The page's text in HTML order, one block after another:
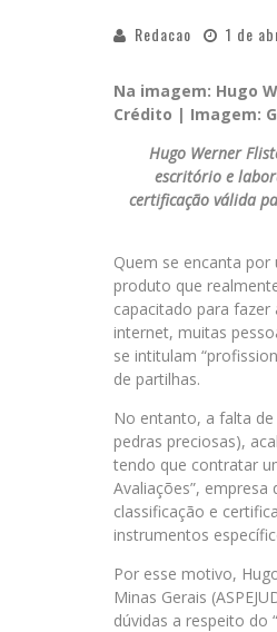
Redacao 1 de
Na imagem: Hugo
Crédito | Imagem:
Hugo Werner
escritório e
certificação válida
Quem se encanta
produto que
capacitado para
internet, muitas
se intitulam
de partilhas.
No entanto, a falta
pedras preciosas),
tendo que contratar
Avaliações”,
classificação e
instrumentos
Por esse motivo,
Minas Gerais
dúvidas a respeito do